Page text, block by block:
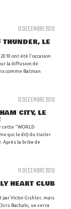
12 DECEMBRE 2010
THUNDER, LE
ont été l'occasion
la diffusion de
comme Batman
12 DECEMBRE 2010
CITY, LE
cette "WORLD
qui le dit) du trailer
Après la bribe de
11 DECEMBRE 2010
HEART CLUB
Victor Gishler, mais
Bachalo, se verra